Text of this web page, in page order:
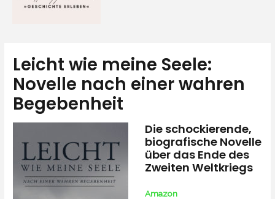
Leicht wie meine Seele:
Novelle nach einer wahren
Begebenheit
Die schockierende,
biografische Novelle
über das Ende des
Zweiten Weltkriegs
Amazon